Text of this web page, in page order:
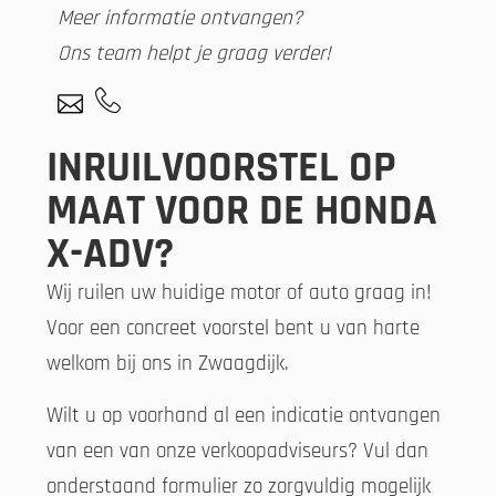
Meer informatie ontvangen?
Ons team helpt je graag verder!
INRUILVOORSTEL OP
MAAT VOOR DE HONDA
X-ADV?
Wij ruilen uw huidige motor of auto graag in!
Voor een concreet voorstel bent u van harte
welkom bij ons in Zwaagdijk.
Wilt u op voorhand al een indicatie ontvangen
van een van onze verkoopadviseurs? Vul dan
onderstaand formulier zo zorgvuldig mogelijk